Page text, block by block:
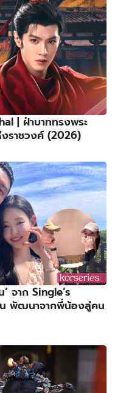
| ฝ่าบาททรงพระ
ราชวงศ์ (2026)
จาก Single’s
พัฒนาจากพี่น้องสู่คน